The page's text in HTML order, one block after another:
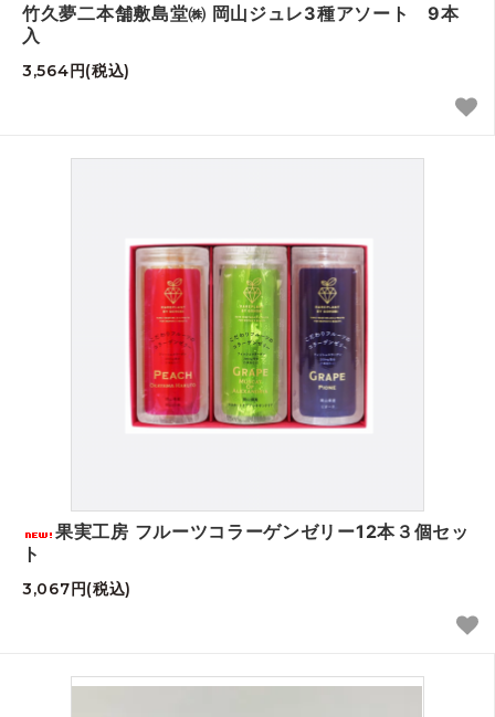
竹久夢二本舗敷島堂㈱ 岡山ジュレ3種アソート 9本
入
3,564円(税込)
果実工房 フルーツコラーゲンゼリー12本３個セッ
ト
3,067円(税込)